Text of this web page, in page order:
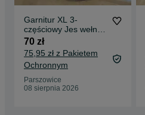
Garnitur XL 3-
częściowy Jes wełna
z kamizelka
70 zł
75,95 zł z Pakietem
Ochronnym
Parszowice
08 sierpnia 2026